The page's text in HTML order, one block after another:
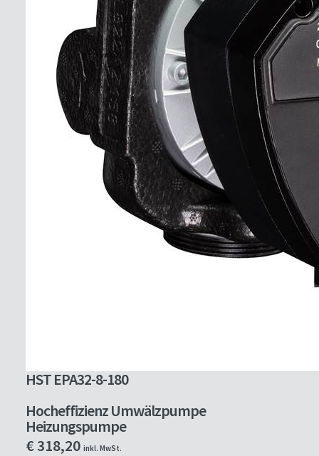
HST EPA32-8-180
Hocheffizienz Umwälzpumpe
Heizungspumpe
€318,20 inkl. MwSt.